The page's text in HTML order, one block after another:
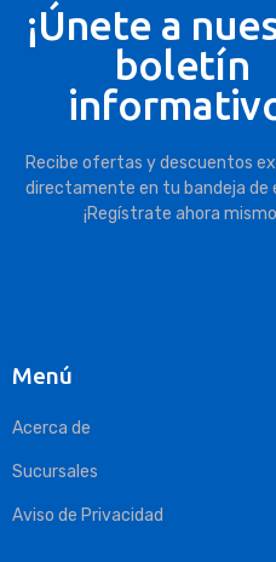
¡Únete a
boletín
Recibe ofertas y descuentos
directamente en tu bandeja de
¡Regístrate ahora
Menú
Acerca de
Sucursales
Aviso de Privacidad